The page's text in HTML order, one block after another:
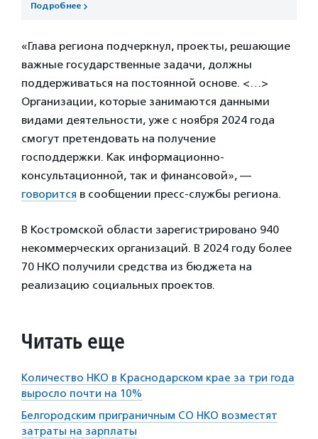
Подробнее
«Глава региона подчеркнул, проекты, решающие
важные государственные задачи, должны
поддерживаться на постоянной основе. <…>
Организации, которые занимаются данными
видами деятельности, уже с ноября 2024 года
смогут претендовать на получение
господдержки. Как информационно-
консультационной, так и финансовой», —
говорится в сообщении пресс-службы региона.
В Костромской области зарегистрировано 940
некоммерческих организаций. В 2024 году более
70 НКО получили средства из бюджета на
реализацию социальных проектов.
Читать еще
Количество НКО в Краснодарском крае за три года
выросло почти на 10%
Белгородским приграничным СО НКО возместят
затраты на зарплаты